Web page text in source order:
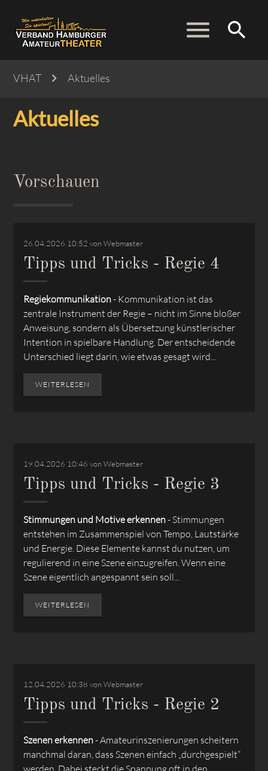
menu search
VHAT Aktuelles
Aktuelles
Vorschauen
26.04.2026 10:52 von Webmaster
Tipps und Tricks - Regie 4
Regiekommunikation- Kommunikation ist das
zentrale Instrument der Regie – nicht im Sinne bloßer
Anweisung, sondern als Übersetzung künstlerischer
Intention in spielbare Handlung. Der entscheidende
Unterschied liegt darin, wie etwas gesagt wird...
WEITERLESEN
19.04.2026 10:46 von Webmaster
Tipps und Tricks - Regie 3
Stimmungen und Motive erkennen- Stimmungen
entstehen im Zusammenspiel von Tempo, Lautstärke
und Energie. Diese Elemente kannst du nutzen, um
regulierend in eine Szene einzugreifen. Wenn eine
Szene eigentlich angespannt sein soll...
WEITERLESEN
12.04.2026 10:38 von Webmaster
Tipps und Tricks - Regie 2
Szenen erkennen- Amateurinszenierungen scheitern
manchmal daran, dass Szenen einfach „durchgespielt“
werden. Dabei steckt die Spannung oft in den